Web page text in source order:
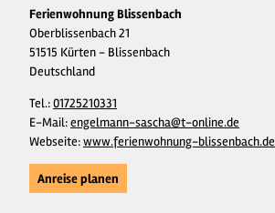
Ferienwohnung Blissenbach
Oberblissenbach 21
51515 Kürten - Blissenbach
Deutschland
Tel.:01725210331
E-Mail:engelmann-sascha@t-online.de
Webseite:www.ferienwohnung-blissenbach.de
Anreise planen